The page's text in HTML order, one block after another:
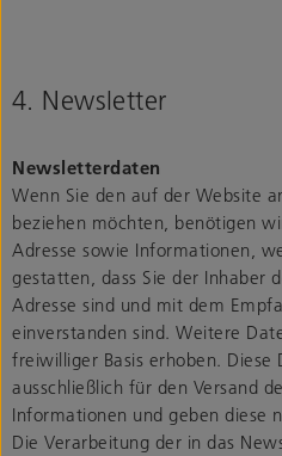
4. Newsletter
Newsletterdaten
Wenn Sie den auf der Website
beziehen möchten, benötigen
Adresse sowie Informationen,
gestatten, dass Sie der Inhaber
Adresse sind und mit dem
einverstanden sind. Weitere
freiwilliger Basis erhoben.
ausschließlich für den Versand
Informationen und geben diese
Die Verarbeitung der in das